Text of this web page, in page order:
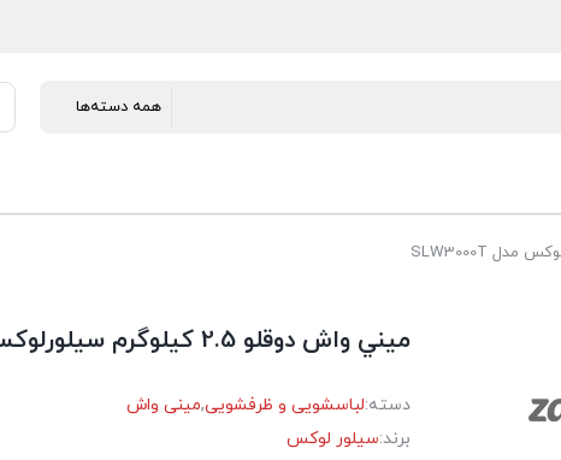
ميني واش دوقلو 2.5 كيلوگرم سيلورلوكس مدل SLW3000T
دسته:لباسشویی و ظرفشویی,مینی واش
برند:سیلور لوکس